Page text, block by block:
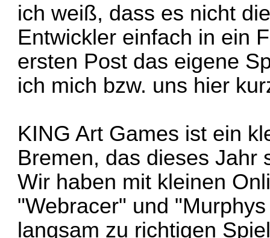
ich weiß, dass es nicht
Entwickler einfach in ein
ersten Post das eigene
ich mich bzw. uns hier
KING Art Games ist ein
Bremen, das dieses Jahr
Wir haben mit kleinen
"Webracer" und
langsam zu richtigen